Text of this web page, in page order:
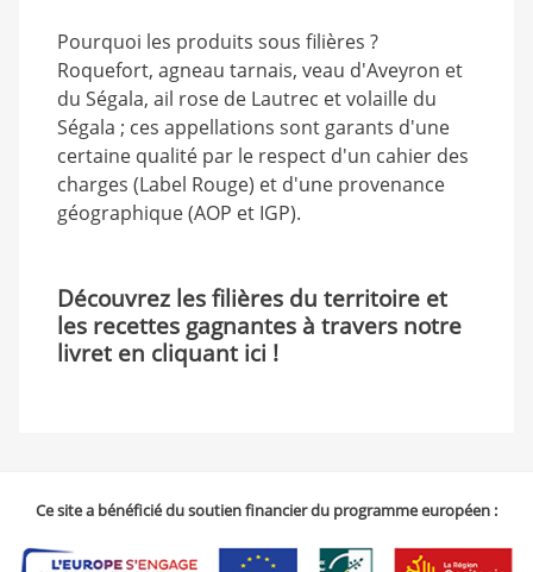
Pourquoi les produits sous filières ?
Roquefort, agneau tarnais, veau d'Aveyron et
du Ségala, ail rose de Lautrec et volaille du
Ségala ; ces appellations sont garants d'une
certaine qualité par le respect d'un cahier des
charges (Label Rouge) et d'une provenance
géographique (AOP et IGP).
Découvrez les filières du territoire et
les recettes gagnantes à travers notre
livret en cliquant ici !
Ce site a bénéficié du soutien financier du programme européen :